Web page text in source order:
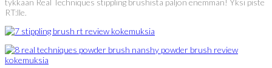
RT:lle.